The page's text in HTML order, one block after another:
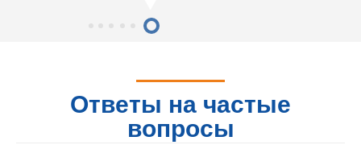
Ответы на частые
вопросы